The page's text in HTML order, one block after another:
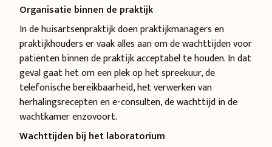
Organisatie binnen de praktijk
In de huisartsenpraktijk doen praktijkmanagers en
praktijkhouders er vaak alles aan om de wachttijden voor
patiënten binnen de praktijk acceptabel te houden. In dat
geval gaat het om een plek op het spreekuur, de
telefonische bereikbaarheid, het verwerken van
herhalingsrecepten en e-consulten, de wachttijd in de
wachtkamer enzovoort.
Wachttijden bij het laboratorium